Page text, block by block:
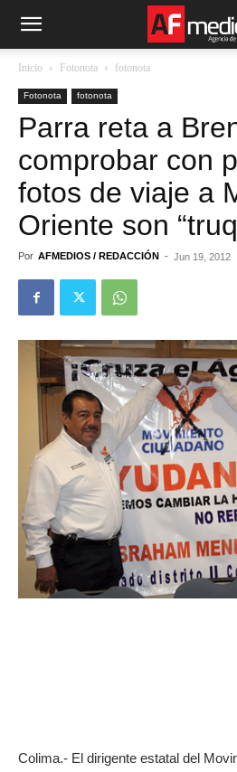
Inicio Fotonota fotonota
Fotonota fotonota
Parra reta a
comprobar con
fotos de viaje a
Oriente son
Por AFMEDIOS / REDACCIÓN - Jun 19, 2012
Colima.- El dirigente estatal del